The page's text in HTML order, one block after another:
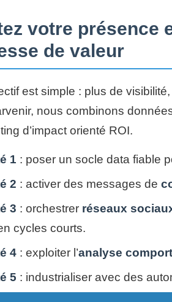
votre présence
de valeur
est simple : plus de
nous combinons
d’impact orienté ROI.
1 : poser un socle data fiable
2 : activer des messages de
3 : orchestrer réseaux
cycles courts.
4 : exploiter l’analyse
5 : industrialiser avec des